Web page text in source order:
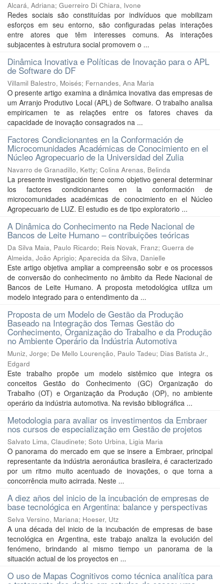
Alcará, Adriana; Guerreiro Di Chiara, Ivone
Redes sociais são constituídas por indivíduos que mobilizam
esforços em seu entorno, são configuradas pelas interações
entre atores que têm interesses comuns. As interações
subjacentes à estrutura social promovem o ...
Dinâmica Inovativa e Políticas de Inovação para o APL
de Software do DF
Villamil Balestro, Moisés; Fernandes, Ana Maria
O presente artigo examina a dinâmica inovativa das empresas de
um Arranjo Produtivo Local (APL) de Software. O trabalho analisa
empiricamen te as relações entre os fatores chaves da
capacidade de inovação consagrados na ...
Factores Condicionantes en la Conformación de
Microcomunidades Académicas de Conocimiento en el
Núcleo Agropecuario de la Universidad del Zulia
Navarro de Granadillo, Ketty; Colina Arenas, Belinda
La presente investigación tiene como objetivo general determinar
los factores condicionantes en la conformación de
microcomunidades académicas de conocimiento en el Núcleo
Agropecuario de LUZ. El estudio es de tipo exploratorio ...
A Dinâmica do Conhecimento na Rede Nacional de
Bancos de Leite Humano – contribuições teóricas
Da Silva Maia, Paulo Ricardo; Reis Novak, Franz; Guerra de
Almeida, João Aprigio; Aparecida da Silva, Danielle
Este artigo objetiva ampliar a compreensão sobr e os processos
de conversão do conhecimento no âmbito da Rede Nacional de
Bancos de Leite Humano. A proposta metodológica utiliza um
modelo integrado para o entendimento da ...
Proposta de um Modelo de Gestão da Produção
Baseado na Integração dos Temas Gestão do
Conhecimento, Organização do Trabalho e da Produção
no Ambiente Operário da Indústria Automotiva
Muniz, Jorge; De Mello Lourenção, Paulo Tadeu; Dias Batista Jr.,
Edgard
Este trabalho propõe um modelo sistêmico que integra os
conceitos Gestão do Conhecimento (GC) Organização do
Trabalho (OT) e Organização da Produção (OP), no ambiente
operário da indústria automotiva. Na revisão bibliográfica ...
Metodologia para avaliar os investimentos da Embraer
nos cursos de especialização em Gestão de projetos
Salvato Lima, Claudinete; Soto Urbina, Ligia Maria
O panorama do mercado em que se insere a Embraer, principal
representante da indústria aeronáutica brasileira, é caracterizado
por um ritmo muito acentuado de inovações, o que torna a
concorrência muito acirrada. Neste ...
A diez años del inicio de la incubación de empresas de
base tecnológica en Argentina: balance y perspectivas
Selva Versino, Mariana; Hoeser, Utz
A una década del inicio de la incubación de empresas de base
tecnológica en Argentina, este trabajo analiza la evolución del
fenómeno, brindando al mismo tiempo un panorama de la
situación actual de los proyectos en ...
O uso de Mapas Cognitivos como técnica analítica para